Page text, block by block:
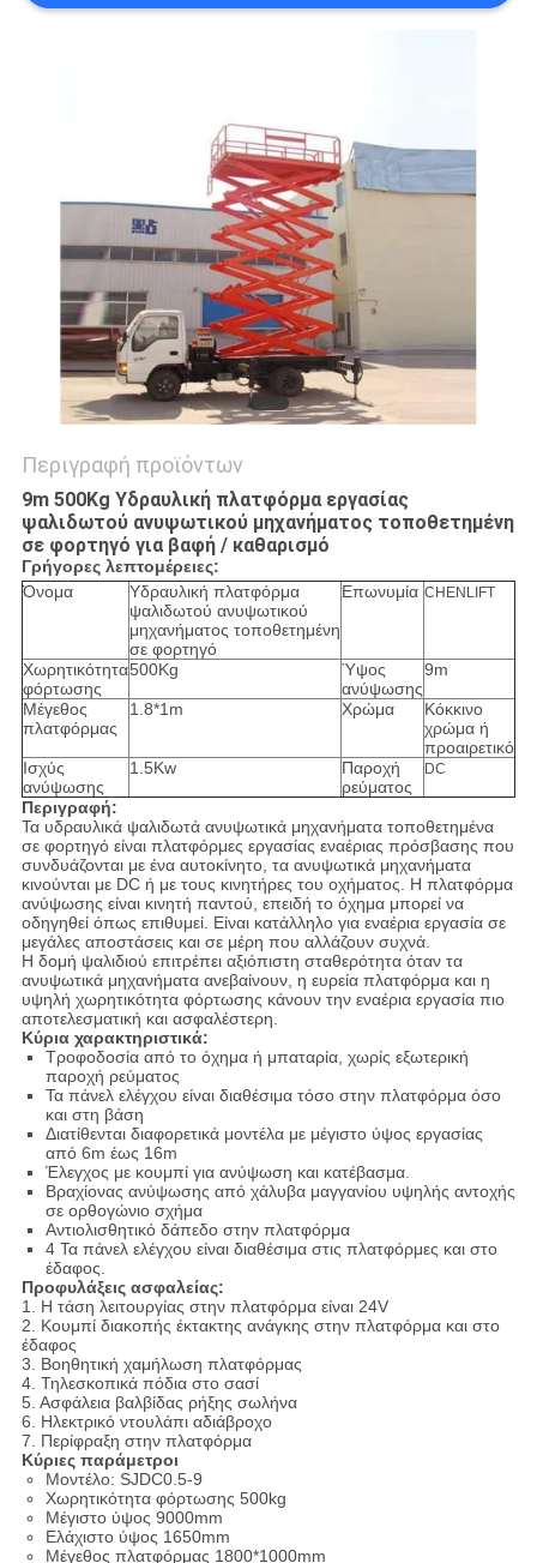
Περιγραφή προϊόντων
9m 500Kg Υδραυλική πλατφόρμα εργασίας
ψαλιδωτού ανυψωτικού μηχανήματος τοποθετημένη
σε φορτηγό για βαφή / καθαρισμό​
Γρήγορες λεπτομέρειες:
Όνομα
Υδραυλική πλατφόρμα
ψαλιδωτού ανυψωτικού
μηχανήματος τοποθετημένη
σε φορτηγό
Επωνυμία CHENLIFT
Χωρητικότητα
φόρτωσης
500Kg
Ύψος
ανύψωσης
9m
Μέγεθος
πλατφόρμας
1.8*1m Χρώμα
Κόκκινο
χρώμα ή
προαιρετικό
Ισχύς
ανύψωσης
1.5Kw
Παροχή
ρεύματος
DC
Περιγραφή:
Τα υδραυλικά ψαλιδωτά ανυψωτικά μηχανήματα τοποθετημένα
σε φορτηγό είναι πλατφόρμες εργασίας εναέριας πρόσβασης που
συνδυάζονται με ένα αυτοκίνητο, τα ανυψωτικά μηχανήματα
κινούνται με DC ή με τους κινητήρες του οχήματος. Η πλατφόρμα
ανύψωσης είναι κινητή παντού, επειδή το όχημα μπορεί να
οδηγηθεί όπως επιθυμεί. Είναι κατάλληλο για εναέρια εργασία σε
μεγάλες αποστάσεις και σε μέρη που αλλάζουν συχνά.
Η δομή ψαλιδιού επιτρέπει αξιόπιστη σταθερότητα όταν τα
ανυψωτικά μηχανήματα ανεβαίνουν, η ευρεία πλατφόρμα και η
υψηλή χωρητικότητα φόρτωσης κάνουν την εναέρια εργασία πιο
αποτελεσματική και ασφαλέστερη.
Κύρια χαρακτηριστικά:
Τροφοδοσία από το όχημα ή μπαταρία, χωρίς εξωτερική
παροχή ρεύματος
Τα πάνελ ελέγχου είναι διαθέσιμα τόσο στην πλατφόρμα όσο
και στη βάση
Διατίθενται διαφορετικά μοντέλα με μέγιστο ύψος εργασίας
από 6m έως 16m
Έλεγχος με κουμπί για ανύψωση και κατέβασμα.
Βραχίονας ανύψωσης από χάλυβα μαγγανίου υψηλής αντοχής
σε ορθογώνιο σχήμα
Αντιολισθητικό δάπεδο στην πλατφόρμα
4 Τα πάνελ ελέγχου είναι διαθέσιμα στις πλατφόρμες και στο
έδαφος.
Προφυλάξεις ασφαλείας:
1. Η τάση λειτουργίας στην πλατφόρμα είναι 24V
2. Κουμπί διακοπής έκτακτης ανάγκης στην πλατφόρμα και στο
έδαφος
3. Βοηθητική χαμήλωση πλατφόρμας
4. Τηλεσκοπικά πόδια στο σασί
5. Ασφάλεια βαλβίδας ρήξης σωλήνα
6. Ηλεκτρικό ντουλάπι αδιάβροχο
7. Περίφραξη στην πλατφόρμα
Κύριες παράμετροι
Μοντέλο: SJDC0.5-9
Χωρητικότητα φόρτωσης 500kg
Μέγιστο ύψος 9000mm
Ελάχιστο ύψος 1650mm
Μέγεθος πλατφόρμας 1800*1000mm